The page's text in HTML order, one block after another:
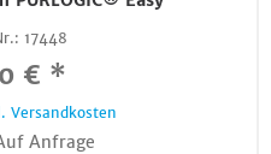
17448
€ *
Versandkosten
Anfrage